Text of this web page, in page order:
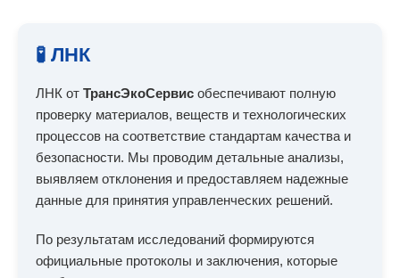
🧪 ЛНК
ЛНК от ТрансЭкоСервис обеспечивают полную
проверку материалов, веществ и технологических
процессов на соответствие стандартам качества и
безопасности. Мы проводим детальные анализы,
выявляем отклонения и предоставляем надежные
данные для принятия управленческих решений.
По результатам исследований формируются
официальные протоколы и заключения, которые